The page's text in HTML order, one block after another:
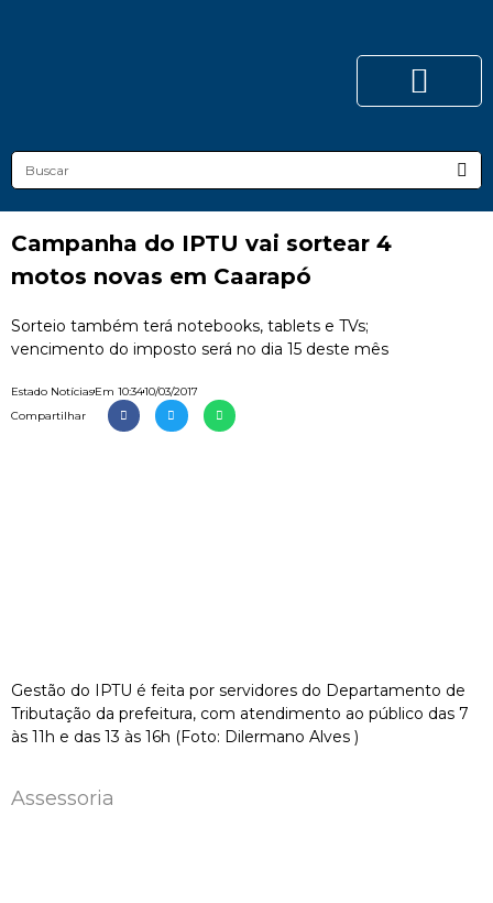
Campanha do IPTU vai sortear 4
motos novas em Caarapó
Sorteio também terá notebooks, tablets e TVs;
vencimento do imposto será no dia 15 deste mês
Estado NotíciasEm 10:3410/03/2017
Compartilhar
Gestão do IPTU é feita por servidores do Departamento de
Tributação da prefeitura, com atendimento ao público das 7
às 11h e das 13 às 16h (Foto: Dilermano Alves )
Assessoria